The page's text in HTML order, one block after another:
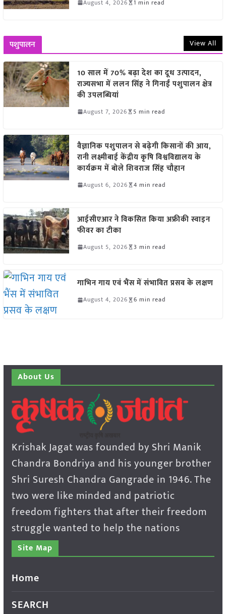
August 4, 2026 1 min read
पशुपालन View All
10 साल में 70% बढ़ा देश का दूध उत्पादन,
राज्यसभा में ललन सिंह ने गिनाईं पशुपालन क्षेत्र
की उपलब्धियां
August 7, 2026 5 min read
वैज्ञानिक पशुपालन से बढ़ेगी किसानों की आय,
रानी लक्ष्मीबाई केंद्रीय कृषि विश्वविद्यालय के
कार्यक्रम में बोले शिवराज सिंह चौहान
August 6, 2026 4 min read
आईसीएआर ने विकसित किया अफ्रीकी स्वाइन
फीवर का टीका
August 5, 2026 3 min read
गाभिन गाय एवं भैंस में संभावित प्रसव के लक्षण
August 4, 2026 6 min read
About Us
Krishak Jagat was founded by Shri Manik
Chandra Bondriya and his younger brother
Shri Suresh Chandra Gangrade in 1946. The
two were like minded and patriotic
freedom fighters that after their freedom
struggle wanted to help the nations
Site Map
Home
SEARCH